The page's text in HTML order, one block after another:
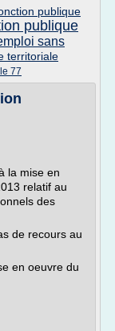
publique
publique
sans
territoriale
77
la mise en
relatif au
des
de recours au
en oeuvre du